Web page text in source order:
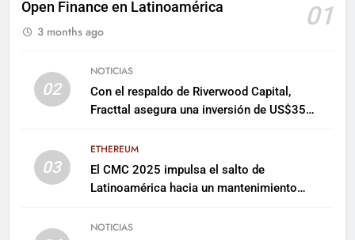
Open Finance en Latinoamérica
01
3 months ago
02
NOTICIAS
Con el respaldo de Riverwood Capital,
Fracttal asegura una inversión de US$35
03
ETHEREUM
El CMC 2025 impulsa el salto de
Latinoamérica hacia un mantenimiento
NOTICIAS